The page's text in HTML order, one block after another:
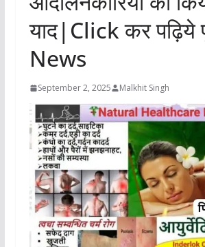
याद|Click कर पढ़िये
News
September 2, 2025 Malkhit Singh